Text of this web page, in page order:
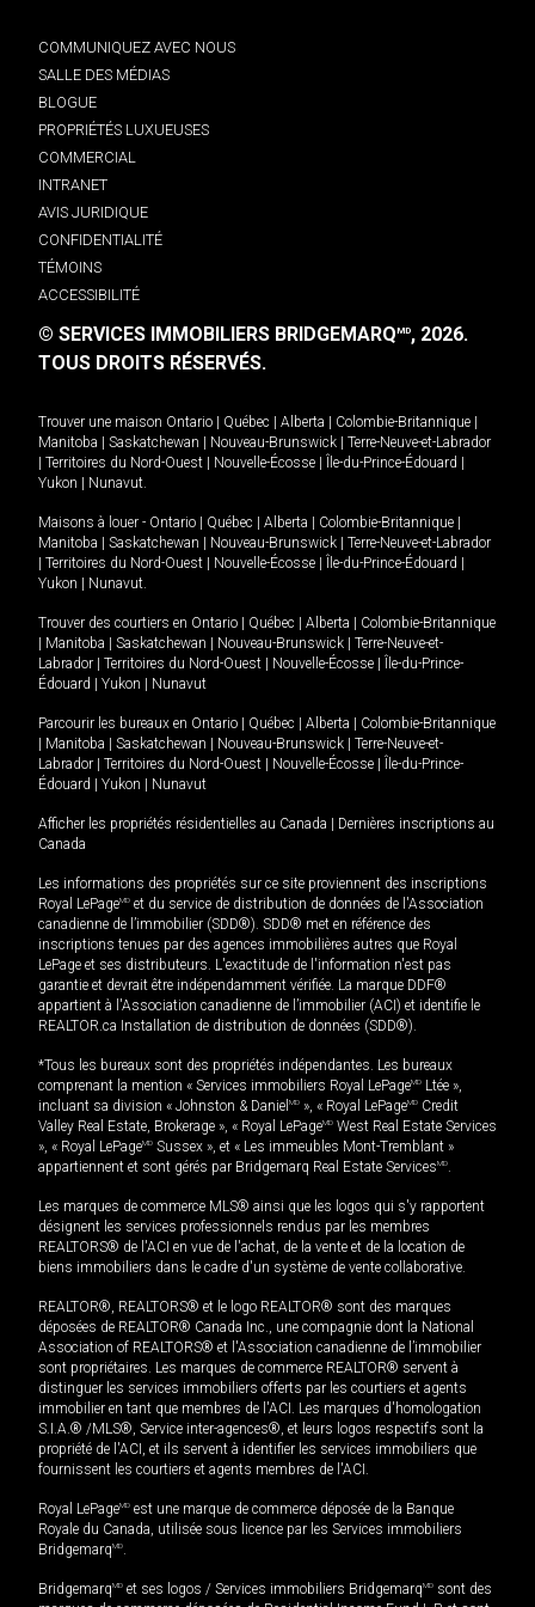
COMMUNIQUEZ AVEC NOUS
SALLE DES MÉDIAS
BLOGUE
PROPRIÉTÉS LUXUEUSES
COMMERCIAL
INTRANET
AVIS JURIDIQUE
CONFIDENTIALITÉ
TÉMOINS
ACCESSIBILITÉ
© SERVICES IMMOBILIERS BRIDGEMARQMD, 2026.
TOUS DROITS RÉSERVÉS.
Trouver une maison Ontario Québec Alberta Colombie-Britannique
Manitoba
Saskatchewan Nouveau-Brunswick
Terre-Neuve-et-Labrador
Territoires du Nord-Ouest Nouvelle-Écosse Île-du-Prince-Édouard
Yukon
Nunavut.
Maisons à louer - Ontario Québec Alberta Colombie-Britannique
Manitoba
Saskatchewan Nouveau-Brunswick
Terre-Neuve-et-Labrador
Territoires du Nord-Ouest Nouvelle-Écosse Île-du-Prince-Édouard
Yukon
Nunavut.
Trouver des courtiers en Ontario Québec Alberta
Colombie-Britannique
Manitoba Saskatchewan Nouveau-Brunswick
Terre-Neuve-et-
Labrador
Territoires du Nord-Ouest Nouvelle-Écosse
Île-du-Prince-
Édouard
Yukon Nunavut
Parcourir les bureaux en Ontario Québec Alberta
Colombie-Britannique
Manitoba Saskatchewan Nouveau-Brunswick
Terre-Neuve-et-
Labrador
Territoires du Nord-Ouest Nouvelle-Écosse
Île-du-Prince-
Édouard
Yukon Nunavut
Afficher les propriétés résidentielles au Canada
Dernières inscriptions au
Canada
Les informations des propriétés sur ce site proviennent des inscriptions
Royal LePageMD et du service de distribution de données de l'Association
canadienne de l’immobilier (SDD®). SDD® met en référence des
inscriptions tenues par des agences immobilières autres que Royal
LePage et ses distributeurs. L'exactitude de l'information n'est pas
garantie et devrait être indépendamment vérifiée. La marque DDF®
appartient à l'Association canadienne de l’immobilier (ACI) et identifie le
REALTOR.ca Installation de distribution de données (SDD®).
*Tous les bureaux sont des propriétés indépendantes. Les bureaux
comprenant la mention « Services immobiliers Royal LePageMD Ltée »,
incluant sa division « Johnston & Daniel MD », « Royal LePageMD Credit
Valley Real Estate, Brokerage », « Royal LePageMD West Real Estate Services
», « Royal LePageMD Sussex », et « Les immeubles Mont-Tremblant »
appartiennent et sont gérés par Bridgemarq Real Estate ServicesMD.
Les marques de commerce MLS® ainsi que les logos qui s'y rapportent
désignent les services professionnels rendus par les membres
REALTORS® de l'ACI en vue de l'achat, de la vente et de la location de
biens immobiliers dans le cadre d'un système de vente collaborative.
REALTOR®, REALTORS® et le logo REALTOR® sont des marques
déposées de REALTOR® Canada Inc., une compagnie dont la National
Association of REALTORS® et l'Association canadienne de l’immobilier
sont propriétaires. Les marques de commerce REALTOR® servent à
distinguer les services immobiliers offerts par les courtiers et agents
immobilier en tant que membres de l'ACI. Les marques d'homologation
S.I.A.® /MLS®, Service inter-agences®, et leurs logos respectifs sont la
propriété de l'ACI, et ils servent à identifier les services immobiliers que
fournissent les courtiers et agents membres de l'ACI.
Royal LePageMD est une marque de commerce déposée de la Banque
Royale du Canada, utilisée sous licence par les Services immobiliers
BridgemarqMD.
BridgemarqMD et ses logos / Services immobiliers BridgemarqMD sont des